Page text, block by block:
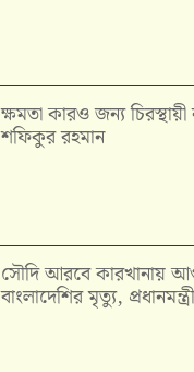
ক্ষমতা কারও জন্য
শফিকুর রহমান
সৌদি আরবে কারখানায়
বাংলাদেশির মৃত্যু,